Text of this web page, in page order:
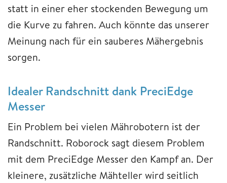
statt in einer eher stockenden Bewegung um
die Kurve zu fahren. Auch könnte das unserer
Meinung nach für ein sauberes Mähergebnis
sorgen.
Idealer Randschnitt dank PreciEdge
Messer
Ein Problem bei vielen Mährobotern ist der
Randschnitt. Roborock sagt diesem Problem
mit dem PreciEdge Messer den Kampf an. Der
kleinere, zusätzliche Mähteller wird seitlich